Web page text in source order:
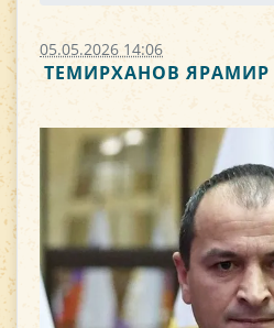
05.05.2026 14:06
ТЕМИРХАНОВ